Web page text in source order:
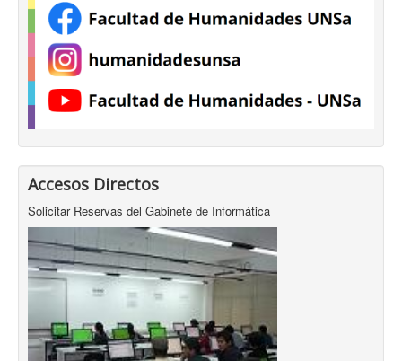
Accesos Directos
Solicitar Reservas del Gabinete de Informática